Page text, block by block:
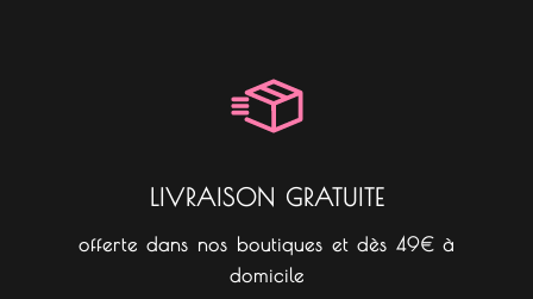
a
m
LIVRAISON GRATUITE
offerte dans nos boutiques et dès 49€ à
domicile